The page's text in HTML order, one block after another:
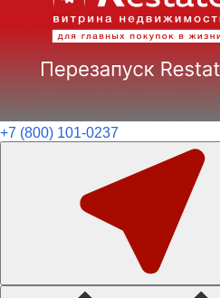
+7 (800) 101-0237